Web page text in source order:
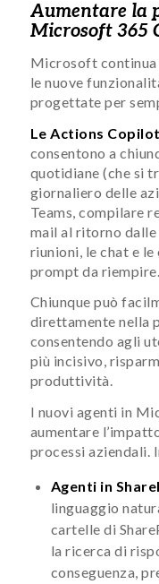
Aumentare la
Microsoft 365
Microsoft
le nuove
progettate per
Le Actions Copilot
consentono a
quotidiane (che si
giornaliero delle
Teams, compilare
mail al ritorno dalle
riunioni, le chat e
prompt da riempire.
Chiunque può
direttamente nella
consentendo agli
più incisivo,
produttività.
I nuovi agenti in
aumentare
processi aziendali.
Agenti in
linguaggio
cartelle di
la ricerca di
conseguenza,